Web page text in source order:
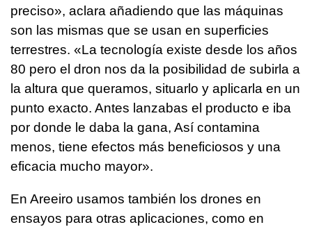
preciso», aclara añadiendo que las máquinas
son las mismas que se usan en superficies
terrestres. «La tecnología existe desde los años
80 pero el dron nos da la posibilidad de subirla a
la altura que queramos, situarlo y aplicarla en un
punto exacto. Antes lanzabas el producto e iba
por donde le daba la gana, Así contamina
menos, tiene efectos más beneficiosos y una
eficacia mucho mayor».
En Areeiro usamos también los drones en
ensayos para otras aplicaciones, como en